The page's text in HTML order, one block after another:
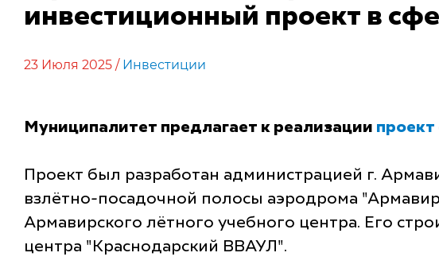
инвестиционный проект в
23 Июля 2025 / Инвестиции
Муниципалитет предлагает к реализации проект
Проект был разработан администрацией г.
взлётно-посадочной полосы аэродрома
Армавирского лётного учебного центра. Его
центра "Краснодарский ВВАУЛ".